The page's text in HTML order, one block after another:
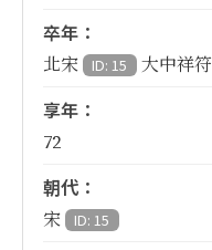
卒年：
北宋 ID: 15 大中祥符
享年：
72
朝代：
宋 ID: 15